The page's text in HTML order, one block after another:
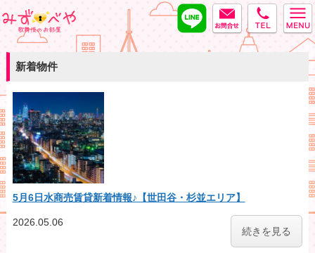
tel
MAIL
LINE
新着物件
5月6日水商売賃貸新着情報♪【世田谷・杉並エリア】
続きを見る
2026.05.06